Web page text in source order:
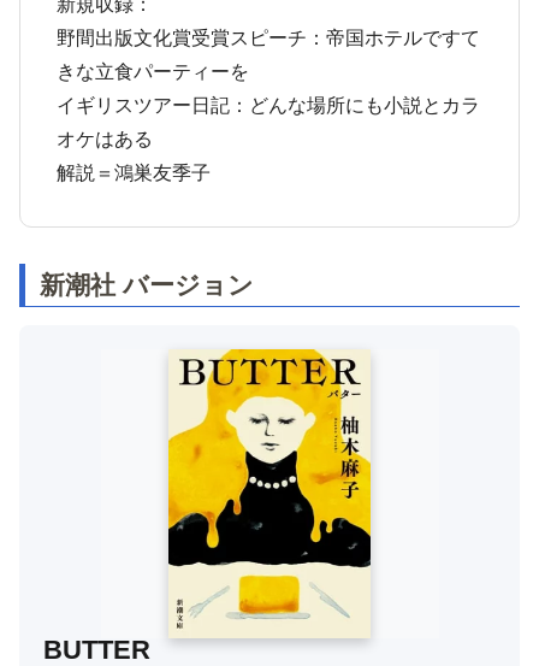
野間出版文化賞受賞スピーチ：帝国ホテルですて
きな立食パーティーを
イギリスツアー日記：どんな場所にも小説とカラ
オケはある
解説＝鴻巣友季子
新潮社 バージョン
BUTTER